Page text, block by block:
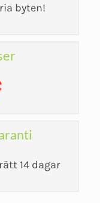
byten!
14 dagar